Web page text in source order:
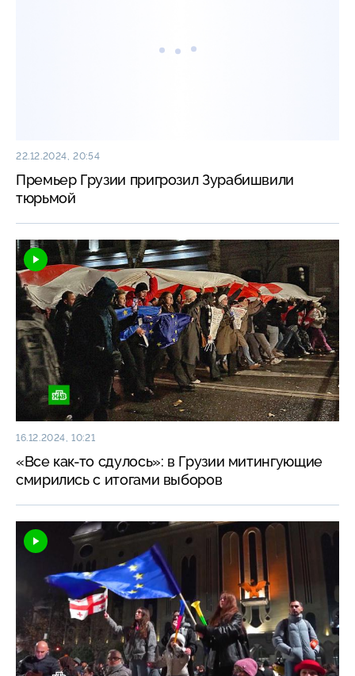
22.12.2024, 20:54
Премьер Грузии пригрозил Зурабишвили
тюрьмой
16.12.2024, 10:21
«Все как-то сдулось»: в Грузии митингующие
смирились с итогами выборов